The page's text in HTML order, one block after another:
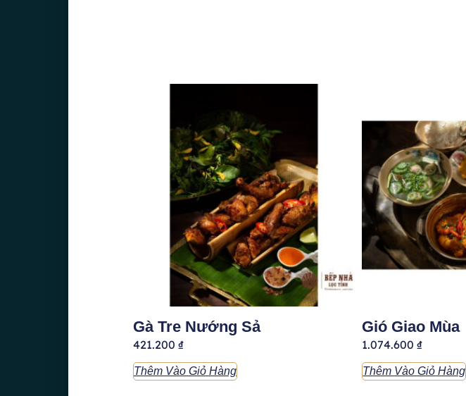
Gà Tre Nướng Sả
421.200 ₫
Thêm Vào Giỏ Hàng
Gió Giao Mùa
1.074.600₫
Thêm Vào Giỏ Hàng